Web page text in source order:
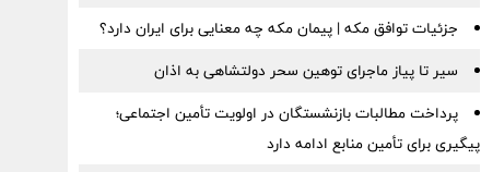
جزئیات توافق مکه | پیمان مکه چه معنایی برای ایران دارد؟
سیر تا پیاز ماجرای توهین سحر دولتشاهی به اذان
پرداخت مطالبات بازنشستگان در اولویت تأمین اجتماعی؛
پیگیری برای تأمین منابع ادامه دارد